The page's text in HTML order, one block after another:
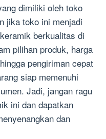
dimiliki oleh toko
jika toko ini menjadi
berkualitas di
pilihan produk, harga
pengiriman cepat
siap memenuhi
Jadi, jangan ragu
ini dan dapatkan
dan